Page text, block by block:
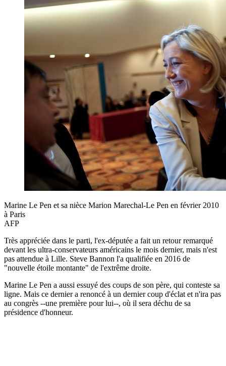
Marine Le Pen et sa nièce Marion Marechal-Le Pen en février 2010
à Paris
AFP
Très appréciée dans le parti, l'ex-députée a fait un retour remarqué
devant les ultra-conservateurs américains le mois dernier, mais n'est
pas attendue à Lille. Steve Bannon l'a qualifiée en 2016 de
"nouvelle étoile montante" de l'extrême droite.
Marine Le Pen a aussi essuyé des coups de son père, qui conteste sa
ligne. Mais ce dernier a renoncé à un dernier coup d'éclat et n'ira pas
au congrès --une première pour lui--, où il sera déchu de sa
présidence d'honneur.